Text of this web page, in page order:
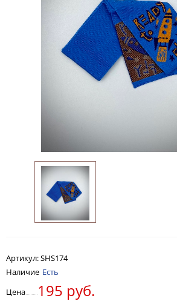
Артикул:SHS174
Наличие Есть
Цена
195 руб.